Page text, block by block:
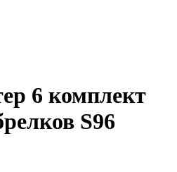
6 комплект
S96